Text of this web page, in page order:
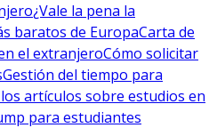
¿Vale la pena la
baratos de EuropaCarta de
el extranjeroCómo solicitar
Gestión del tiempo para
artículos sobre estudios en
para estudiantes